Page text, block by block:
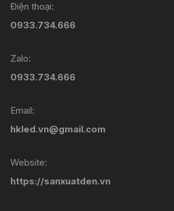
Điện thoại:
0933.734.666
Zalo:
0933.734.666
Email:
hkled.vn@gmail.com
Website:
https://sanxuatden.vn